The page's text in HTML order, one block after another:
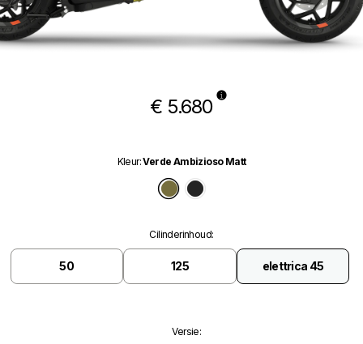
€ 5.680
Kleur:Verde Ambizioso Matt
Verde Ambizioso Matt
Nero Convinto Matt
Cilinderinhoud:
50 125 elettrica 45
Versie: